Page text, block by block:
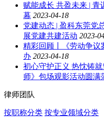
赋能成长 共盈未来 |
幕 2023-04-18
党建动态 | 盈科东莞党
展党建共建活动 2023-
精彩回顾丨《劳动争议
办 2023-04-18
初心守护正义 热忱铸
师》包场观影活动圆满
律师团队
按职称分类 按专业领域分类